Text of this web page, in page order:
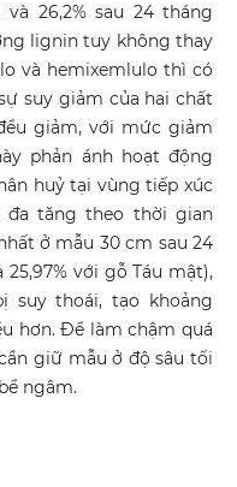
26,2% sau 24 tháng
lignin tuy không thay
và hemixemlulo thì có
suy giảm của hai chất
giảm, với mức giảm
phản ánh hoạt động
huỷ tại vùng tiếp xúc
tăng theo thời gian
ở mẫu 30 cm sau 24
với gỗ Táu mật),
suy thoái, tạo khoảng
hơn. Để làm chậm quá
giữ mẫu ở độ sâu tối
ngâm.